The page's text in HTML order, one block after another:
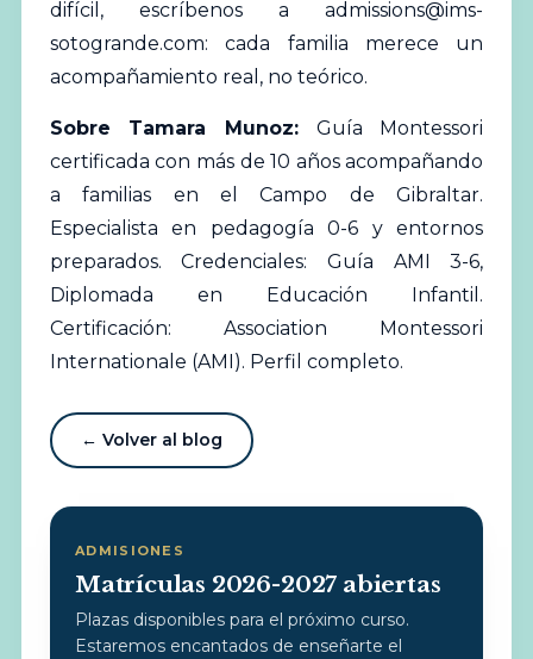
difícil, escríbenos aadmissions@ims-
sotogrande.com: cada familia merece un
acompañamiento real, no teórico.
Sobre Tamara Munoz: Guía Montessori
certificada con más de 10 años acompañando
a familias en el Campo de Gibraltar.
Especialista en pedagogía 0-6 y entornos
preparados. Credenciales: Guía AMI 3-6,
Diplomada en Educación Infantil.
Certificación: Association Montessori
Internationale (AMI). Perfil completo.
← Volver al blog
ADMISIONES
Matrículas 2026-2027 abiertas
Plazas disponibles para el próximo curso.
Estaremos encantados de enseñarte el